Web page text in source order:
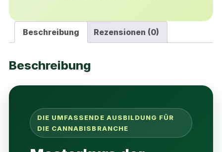
Beschreibung Rezensionen (0)
Beschreibung
DIE UMFASSENDE AUSBILDUNG FÜR
DIE CANNABISBRANCHE